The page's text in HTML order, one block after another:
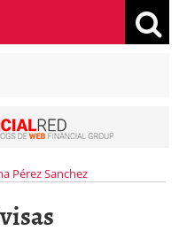
Pérez Sanchez